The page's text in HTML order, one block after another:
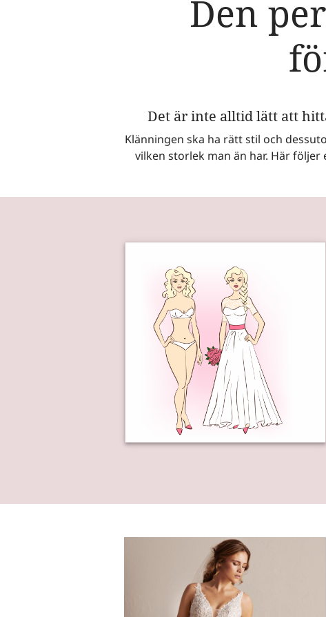
Den
Det är inte alltid lätt att
Klänningen ska ha rätt stil och
vilken storlek man än har. Här